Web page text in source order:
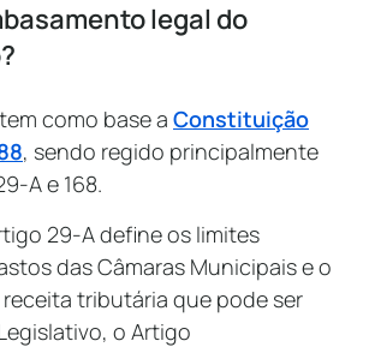
legal do
como base a Constituição
, sendo regido principalmente
A e 168.
29-A define os limites
das Câmaras Municipais e o
tributária que pode ser
o Artigo